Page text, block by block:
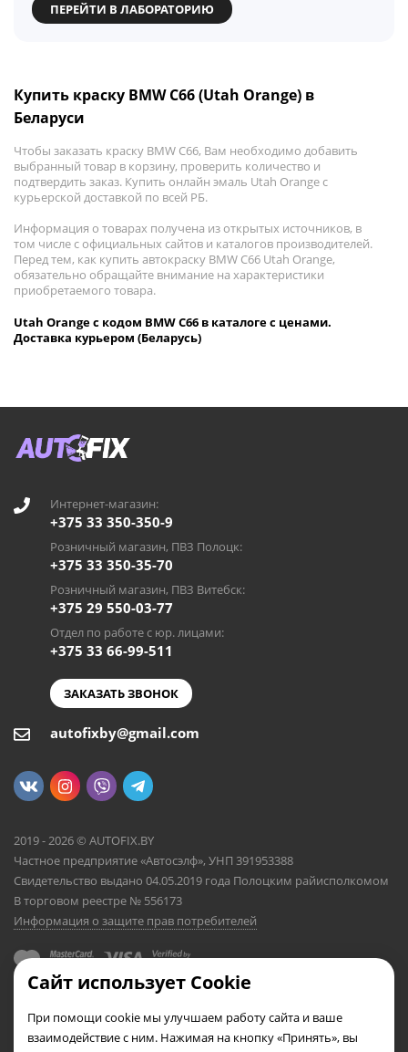
ПЕРЕЙТИ В ЛАБОРАТОРИЮ
Купить краску BMW C66 (Utah Orange) в
Беларуси
Чтобы заказать краску BMW C66, Вам необходимо добавить
выбранный товар в корзину, проверить количество и
подтвердить заказ. Купить онлайн эмаль Utah Orange с
курьерской доставкой по всей РБ.
Информация о товарах получена из открытых источников, в
том числе с официальных сайтов и каталогов производителей.
Перед тем, как купить автокраску BMW C66 Utah Orange,
обязательно обращайте внимание на характеристики
приобретаемого товара.
Utah Orange с кодом BMW C66 в каталоге с ценами.
Доставка курьером (Беларусь)
Интернет-магазин:
+375 33 350-350-9
Розничный магазин, ПВЗ Полоцк:
+375 33 350-35-70
Розничный магазин, ПВЗ Витебск:
+375 29 550-03-77
Отдел по работе с юр. лицами:
+375 33 66-99-511
ЗАКАЗАТЬ ЗВОНОК
autofixby@gmail.com
2019 - 2026 © AUTOFIX.BY
Частное предприятие «Автосэлф», УНП 391953388
Свидетельство выдано 04.05.2019 года Полоцким райисполкомом
В торговом реестре № 556173
Информация о защите прав потребителей
Сайт использует Cookie
При помощи cookie мы улучшаем работу сайта и ваше
взаимодействие с ним. Нажимая на кнопку «Принять», вы